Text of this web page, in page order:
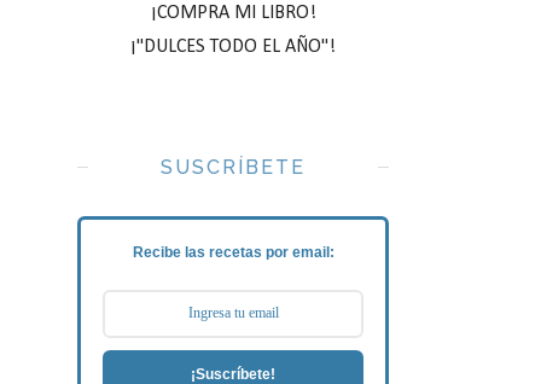
¡COMPRA MI LIBRO!
¡"DULCES TODO EL AÑO"!
SUSCRÍBETE
Recibe las recetas por email:
¡Suscríbete!